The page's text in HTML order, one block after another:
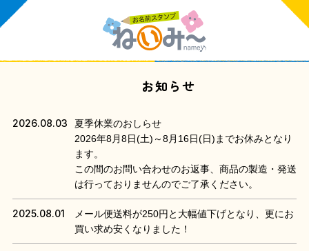
お知らせ
2026.08.03
夏季休業のおしらせ
2026年8月8日(土)～8月16日(日)までお休みとなり
ます。
この間のお問い合わせのお返事、商品の製造・発送
は行っておりませんのでご了承ください。
2025.08.01
メール便送料が250円と大幅値下げとなり、更にお
買い求め安くなりました！